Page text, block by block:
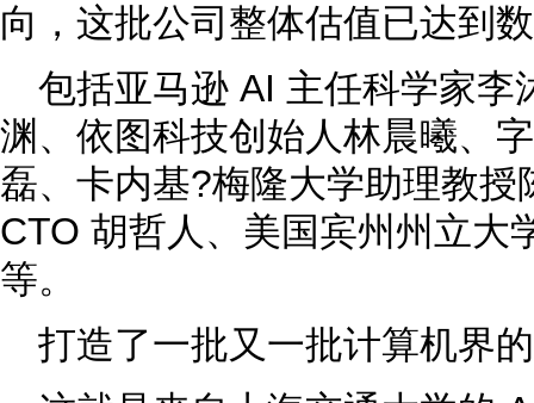
向，这批公司整体估值已达到
包括亚马逊 AI 主任科学家李
渊、依图科技创始人林晨曦、
磊、卡内基?梅隆大学助理教授
CTO 胡哲人、美国宾州州立大
等。
打造了一批又一批计算机界